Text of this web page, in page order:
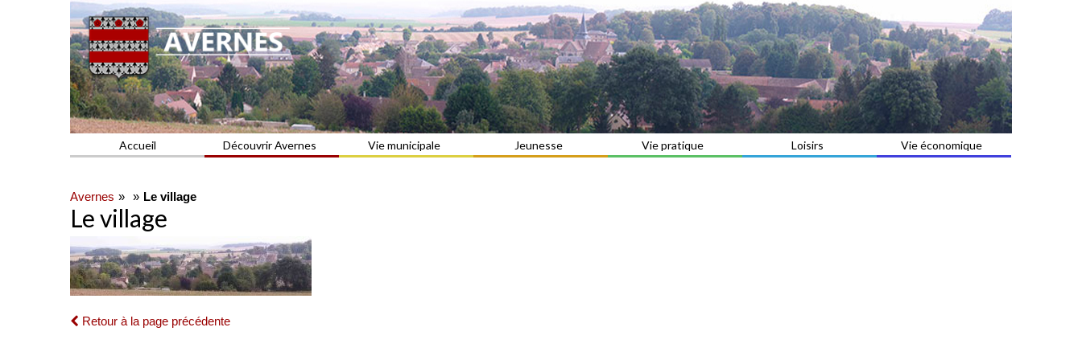
AVERNES
Commune du Val d'Oise
Accueil Découvrir Avernes Vie municipale Jeunesse Vie pratique Loisirs Vie économique
Avernes Le village
Le village
Retour à la page précédente